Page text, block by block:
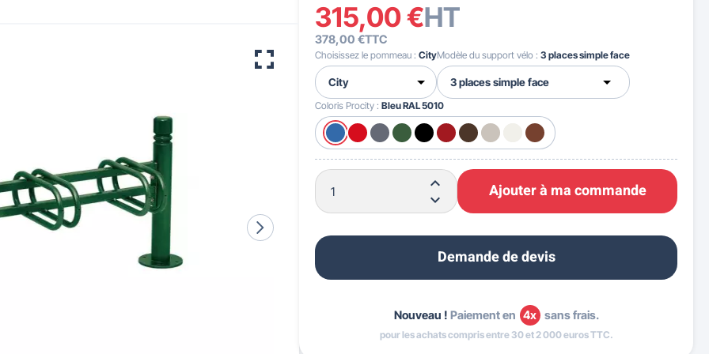
Accessibilité PMR
315,00 €HT
378,00 €TTC
Choisissez le pommeau :CityModèle du support vélo :3 places simple face
Coloris Procity :Bleu RAL 5010
Ajouter à ma commande
Demande de devis
Nouveau ! Paiement en 4x sans frais.
pour les achats compris entre 30 et 2 000 euros TTC.